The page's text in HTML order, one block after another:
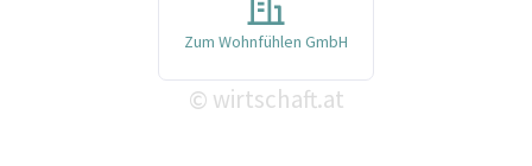
Zum Wohnfühlen GmbH
© wirtschaft.at